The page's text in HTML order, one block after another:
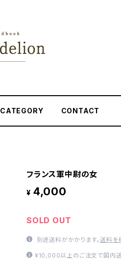
CATEGORY CONTACT
フランス軍中尉の女
¥ 4,000
SOLD OUT
別途送料がかかります。送料を
¥10,000以上のご注文で国内送